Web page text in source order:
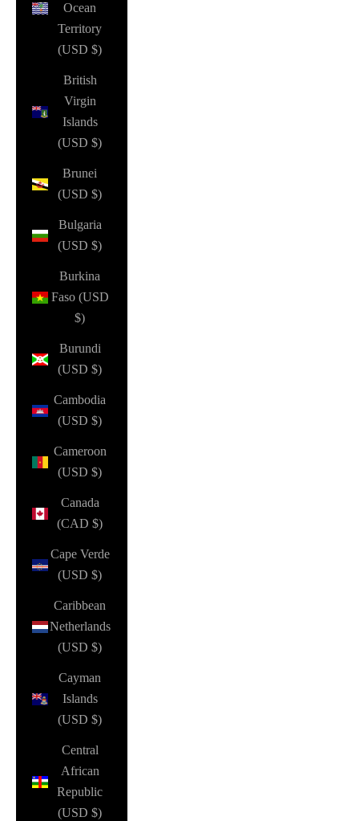
Ocean
Territory
(USD $)
British
Virgin
Islands
(USD $)
Brunei
(USD $)
Bulgaria
(USD $)
Burkina
Faso (USD
$)
Burundi
(USD $)
Cambodia
(USD $)
Cameroon
(USD $)
Canada
(CAD $)
Cape Verde
(USD $)
Caribbean
Netherlands
(USD $)
Cayman
Islands
(USD $)
Central
African
Republic
(USD $)